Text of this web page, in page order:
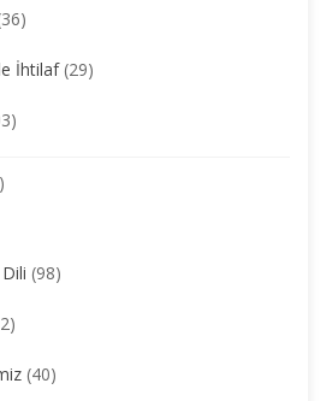
İhtilaf(29)
(98)
(40)